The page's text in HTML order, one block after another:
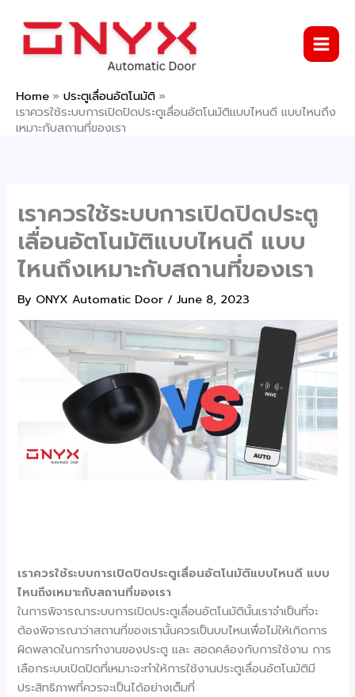
content
Home
ประตูเลื่อนอัตโนมัติ
เราควรใช้ระบบการเปิดปิดประตูเลื่อนอัตโนมัติแบบไหนดี แบบไหนถึง
เหมาะกับสถานที่ของเรา
เราควรใช้ระบบการเปิดปิดประตู
เลื่อนอัตโนมัติแบบไหนดี แบบ
ไหนถึงเหมาะกับสถานที่ของเรา
By ONYX Automatic Door/June 8, 2023
เราควรใช้ระบบการเปิดปิดประตูเลื่อนอัตโนมัติแบบไหนดี แบบ
ไหนถึงเหมาะกับสถานที่ของเรา
ในการพิจารณาระบบการเปิดประตูเลื่อนอัตโนมัตินั้นเราจำเป็นที่จะ
ต้องพิจารณาว่าสถานที่ของเรานั้นควรเป็นบบไหนเพื่อไม่ให้เกิดการ
ผิดพลาดในการทำงานของประตู และ สอดคล้องกับการใช้งาน การ
เลือกระบบเปิดปิดที่เหมาะจะทำให้การใช้งานประตูเลื่อนอัตโนมัติมี
ประสิทธิภาพที่ควรจะเป็นได้อย่างเต็มที่